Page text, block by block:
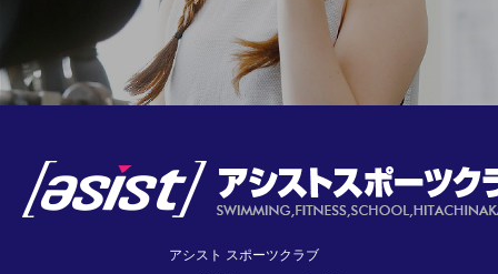
アシスト スポーツクラブ